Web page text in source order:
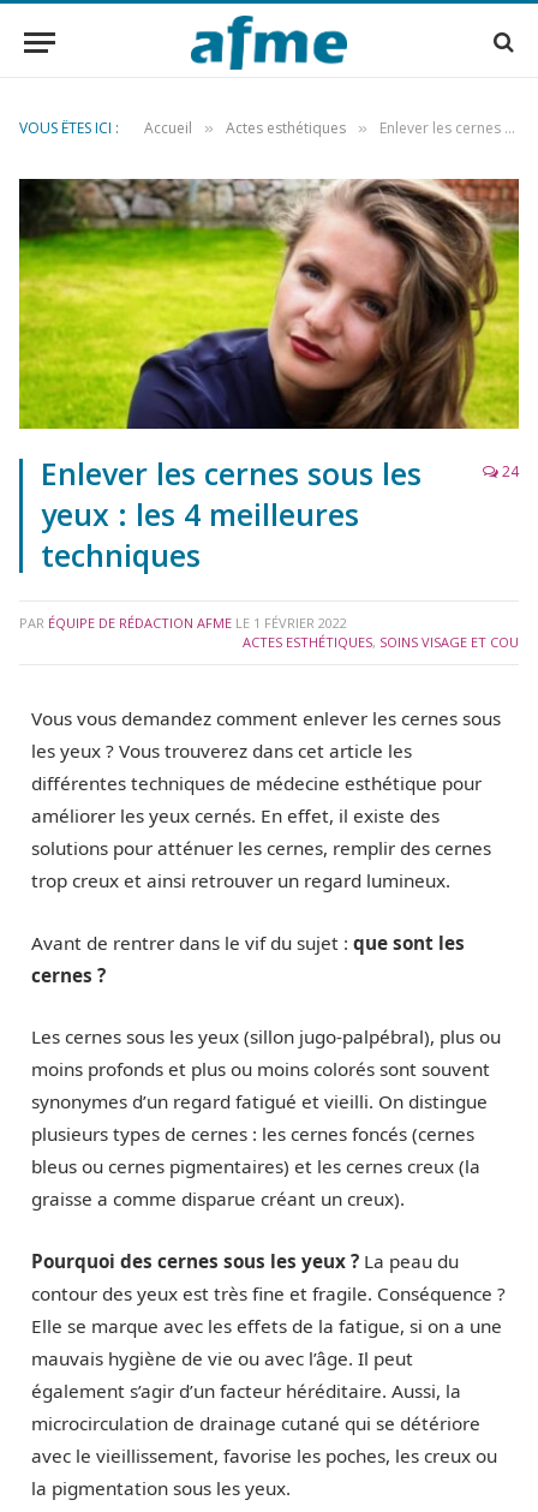
VOUS ÊTES ICI : Accueil » Actes esthétiques » Enlever les cernes sous les yeux : les 4 meilleures techniques
Enlever les cernes sous les
yeux : les 4 meilleures
techniques
24
PAR ÉQUIPE DE RÉDACTION AFME LE 1 FÉVRIER 2022
ACTES ESTHÉTIQUES, SOINS VISAGE ET COU
Vous vous demandez comment enlever les cernes sous
les yeux ? Vous trouverez dans cet article les
différentes techniques de médecine esthétique pour
améliorer les yeux cernés. En effet, il existe des
solutions pour atténuer les cernes, remplir des cernes
trop creux et ainsi retrouver un regard lumineux.
Avant de rentrer dans le vif du sujet : que sont les
cernes ?
Les cernes sous les yeux (sillon jugo-palpébral), plus ou
moins profonds et plus ou moins colorés sont souvent
synonymes d’un regard fatigué et vieilli. On distingue
plusieurs types de cernes : les cernes foncés (cernes
bleus ou cernes pigmentaires) et les cernes creux (la
graisse a comme disparue créant un creux).
Pourquoi des cernes sous les yeux ? La peau du
contour des yeux est très fine et fragile. Conséquence ?
Elle se marque avec les effets de la fatigue, si on a une
mauvais hygiène de vie ou avec l’âge. Il peut
également s’agir d’un facteur héréditaire. Aussi, la
microcirculation de drainage cutané qui se détériore
avec le vieillissement, favorise les poches, les creux ou
la pigmentation sous les yeux.